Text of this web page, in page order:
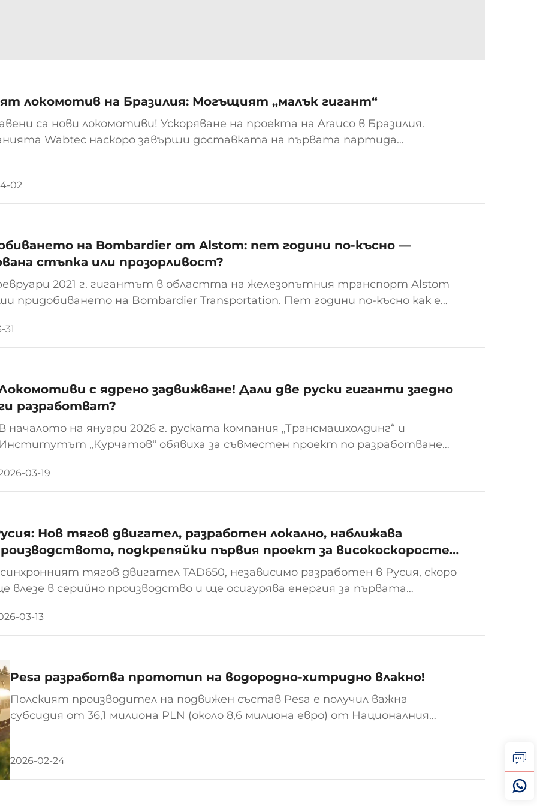
локомотив на Бразилия: Могъщият „малък гигант“
са нови локомотиви! Ускоряване на проекта на Arauco в Бразилия.
Wabtec наскоро завърши доставката на първата партида
02
на Bombardier от Alstom: пет години по-късно —
стъпка или прозорливост?
2021 г. гигантът в областта на железопътния транспорт Alstom
придобиването на Bombardier Transportation. Пет години по-късно как е
че това не е било само успешно стратегическо интегриране, но също
31
с ядрено задвижване! Дали две руски гиганти заедно
разработват?
В началото на януари 2026 г. руската компания „Трансмашхолдинг“ и
Институтът „Курчатов“ обявиха за съвместен проект по разработването
установки, с цел да осигурят революционно енергийно решение за
03-19
Нов тягов двигател, разработен локално, наближава
подкрепяйки първия проект за високоскоростен
тягов двигател TAD650, независимо разработен в Русия, скоро
влезе в серийно производство и ще осигурява енергия за първата
от местни високоскоростни влакове EVS360. Двигателят е
приемните изпитания...
03-13
Pesa разработва прототип на водородно-хитридно влакно!
Полският производител на подвижен състав Pesa е получил важна
субсидия от 36,1 милиона PLN (около 8,6 милиона евро) от Националния
2026-02-24